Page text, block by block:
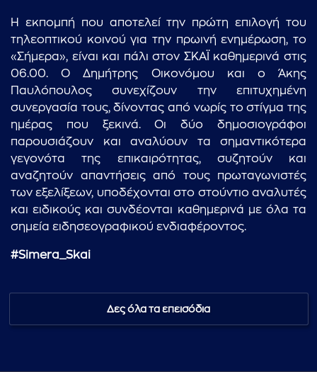
Η εκπομπή που αποτελεί την πρώτη επιλογή του
τηλεοπτικού κοινού για την πρωινή ενημέρωση, το
«Σήμερα», είναι και πάλι στον ΣΚΑΪ καθημερινά στις
06.00. Ο Δημήτρης Οικονόμου και ο Άκης
Παυλόπουλος συνεχίζουν την επιτυχημένη
συνεργασία τους, δίνοντας από νωρίς το στίγμα της
ημέρας που ξεκινά. Οι δύο δημοσιογράφοι
παρουσιάζουν και αναλύουν τα σημαντικότερα
γεγονότα της επικαιρότητας, συζητούν και
αναζητούν απαντήσεις από τους πρωταγωνιστές
των εξελίξεων, υποδέχονται στο στούντιο αναλυτές
και ειδικούς και συνδέονται καθημερινά με όλα τα
σημεία ειδησεογραφικού ενδιαφέροντος.
#Simera_Skai
Δες όλα τα επεισόδια